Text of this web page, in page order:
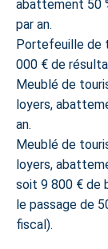
abattement 50
par an.
Portefeuille de
000 € de
Meublé de
loyers,
an.
Meublé de
loyers,
soit 9 800 € de
le passage de
fiscal).